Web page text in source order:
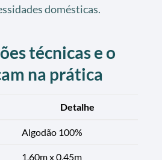
domésticas.
técnicas e o
na prática
Detalhe
Algodão 100%
1,60m x 0,45m